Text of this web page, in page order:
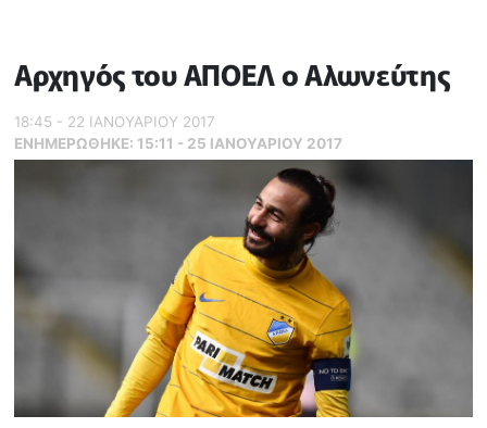
Αρχηγός του ΑΠΟΕΛ ο Αλωνεύτης
18:45 - 22 ΙΑΝΟΥΑΡΙΟΥ 2017
ΕΝΗΜΕΡΏΘΗΚΕ: 15:11 - 25 ΙΑΝΟΥΑΡΙΟΥ 2017